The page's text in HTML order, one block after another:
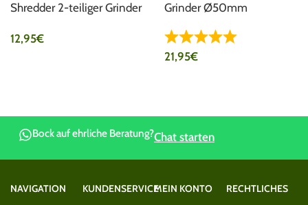
Shredder 2-teiliger Grinder
12,95€
Grinder Ø50mm
21,95€
Bock auf ehrliche Beratung?Chat starten
NAVIGATION
KUNDENSERVICEMEIN KONTO
RECHTLICHES